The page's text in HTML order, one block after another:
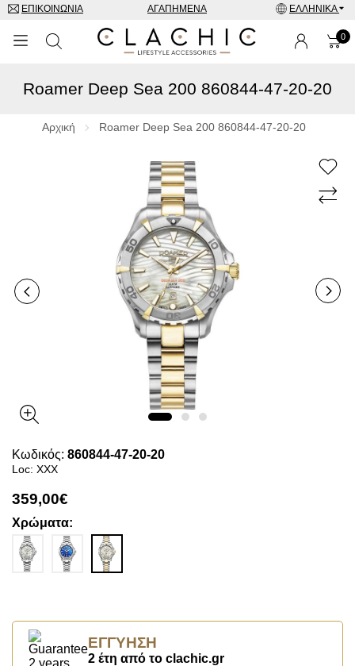
ΕΠΙΚΟΙΝΩΝΊΑ ΑΓΑΠΗΜΈΝΑ ΕΛΛΗΝΙΚΆ
0
ΜΑΡΚΕΣ
ΡΟΛΌΓΙΑ
ΚΟΣΜΉΜΑΤΑ
ΓΥΑΛΙΆ ΗΛΊΟΥ
ΑΞΕΣΟΥΑΡ
SPECIAL OFFERS
Roamer Deep Sea 200 860844-47-20-20
Αρχική Roamer Deep Sea 200 860844-47-20-20
Κωδικός: 860844-47-20-20
Loc: XXX
359,00€
Χρώματα:
ΕΓΓΎΗΣΗ
2 έτη από το clachic.gr